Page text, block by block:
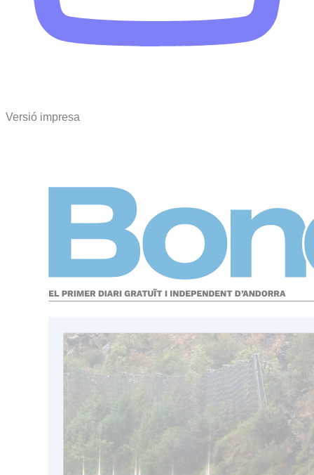
Versió impresa